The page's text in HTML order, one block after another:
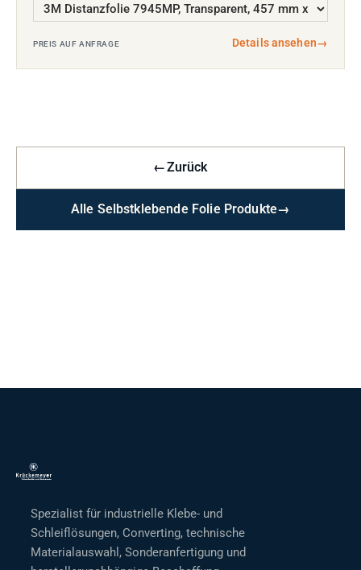
PREIS AUF ANFRAGE Details ansehen→
←Zurück
Alle Selbstklebende Folie Produkte→
Spezialist für industrielle Klebe- und
Schleiflösungen, Converting, technische
Materialauswahl, Sonderanfertigung und